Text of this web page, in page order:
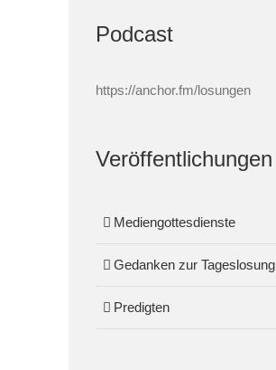
Podcast
https://anchor.fm/losungen
Veröffentlichungen
Mediengottesdienste
Gedanken zur Tageslosung
Predigten